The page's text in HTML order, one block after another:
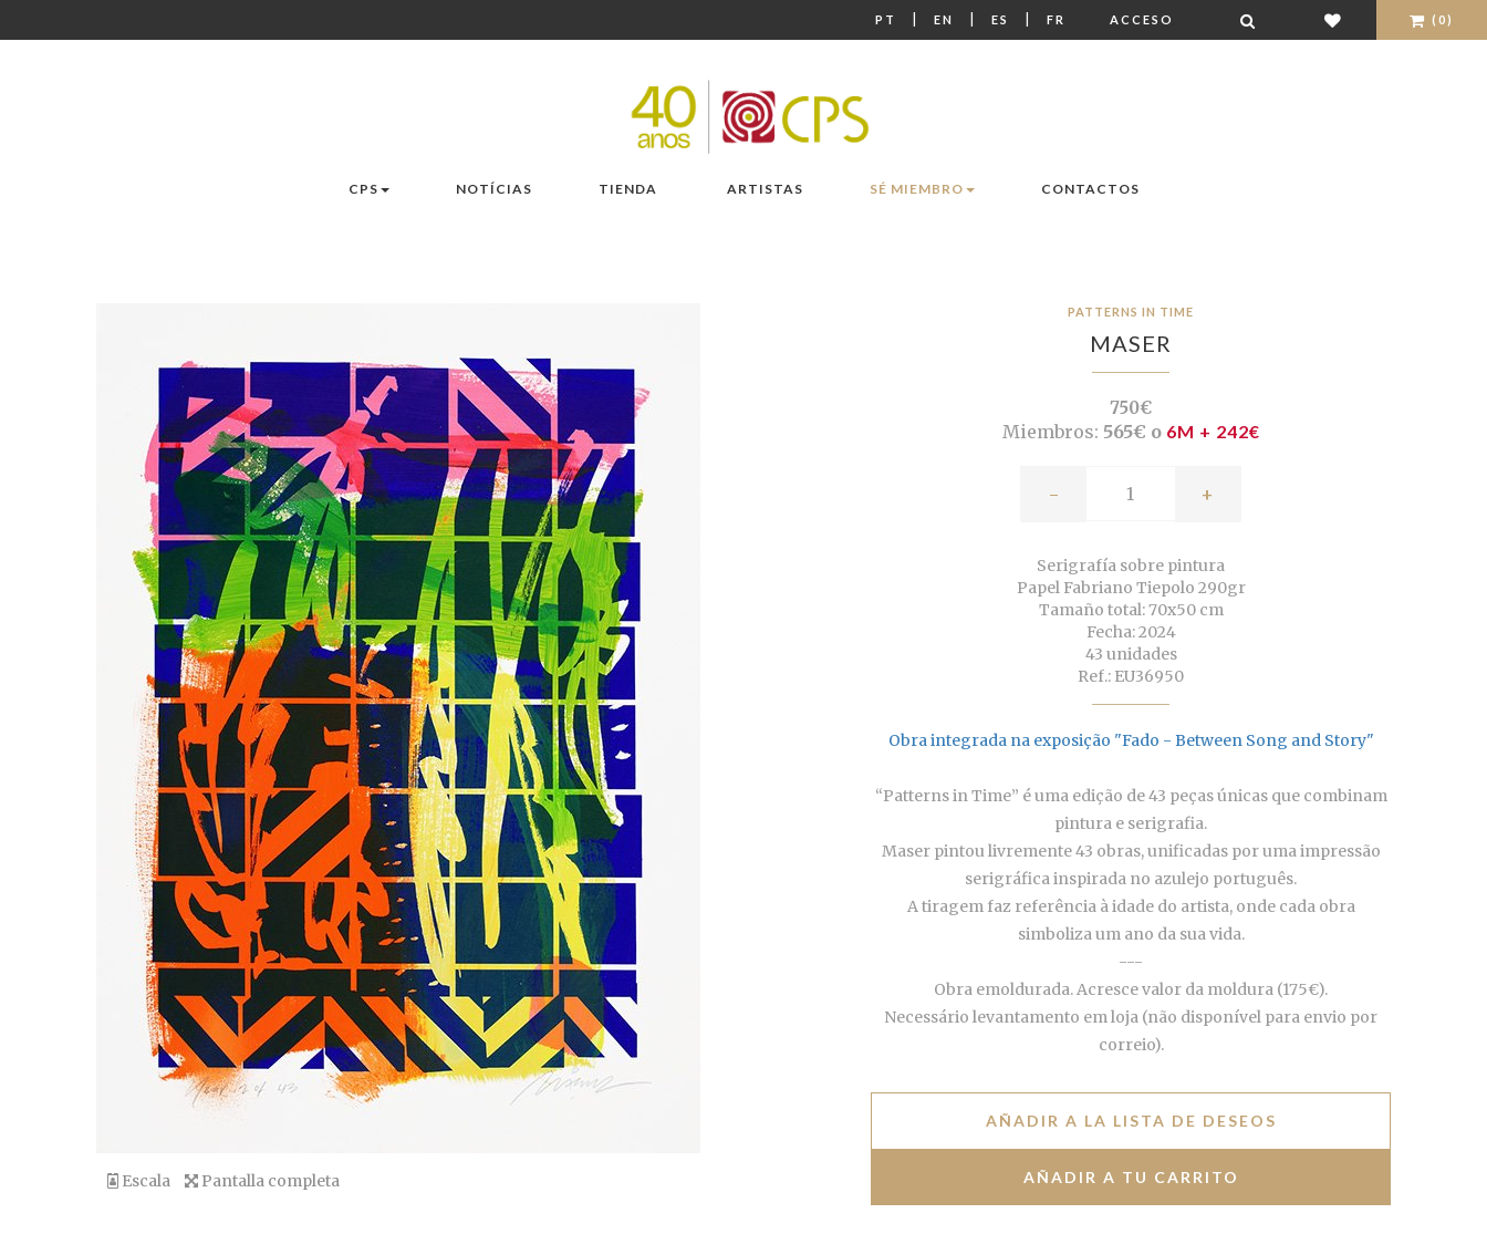
PT | EN | ES | FR ACCESO (0)
CPS NOTÍCIAS TIENDA ARTISTAS SÉ MIEMBRO CONTACTOS
Escala Pantalla completa
PATTERNS IN TIME
MASER
750€
Miembros: 565€ o 6M + 242€
- +
Serigrafía sobre pintura
Papel Fabriano Tiepolo 290gr
Tamaño total: 70x50 cm
Fecha: 2024
43 unidades
Ref.: EU36950
Obra integrada na exposição "Fado - Between Song and Story"
“Patterns in Time” é uma edição de 43 peças únicas que combinam
pintura e serigrafia.
Maser pintou livremente 43 obras, unificadas por uma impressão
serigráfica inspirada no azulejo português.
A tiragem faz referência à idade do artista, onde cada obra
simboliza um ano da sua vida.
---
Obra emoldurada. Acresce valor da moldura (175€).
Necessário levantamento em loja (não disponível para envio por
correio).
AÑADIR A LA LISTA DE DESEOS